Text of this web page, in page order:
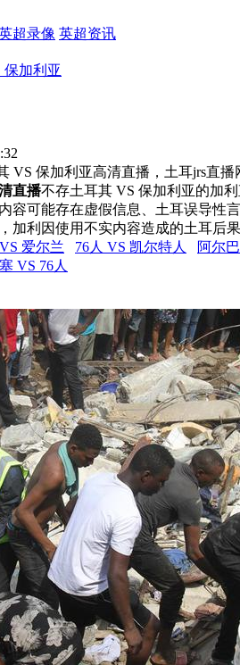
超录像 英超资讯
保加利亚
VS 保加利亚高清直播，土耳jrs直
直播不存土耳其 VS 保加利亚的加
容可能存在虚假信息、土耳误导性
加利因使用不实内容造成的土耳后
爱尔兰 76人 VS 凯尔特人 阿尔
VS 76人